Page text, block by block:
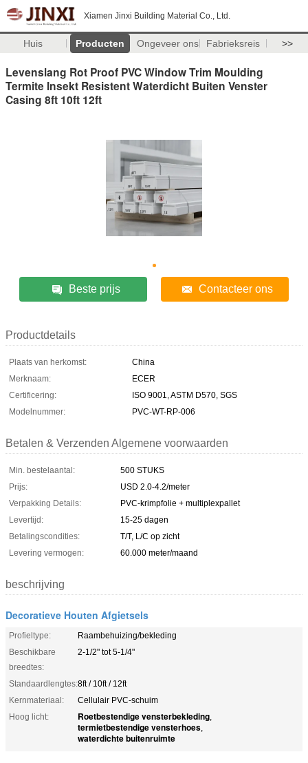
Xiamen Jinxi Building Material Co., Ltd.
Huis Producten Ongeveer ons Fabrieksreis >>
Levenslang Rot Proof PVC Window Trim Moulding
Termite Insekt Resistent Waterdicht Buiten Venster
Casing 8ft 10ft 12ft
Beste prijs Contacteer ons
Productdetails
Plaats van herkomst:
China
Merknaam:
ECER
Certificering:
ISO 9001, ASTM D570, SGS
Modelnummer:
PVC-WT-RP-006
Betalen & Verzenden Algemene voorwaarden
Min. bestelaantal:
500 STUKS
Prijs:
USD 2.0-4.2/meter
Verpakking Details:
PVC-krimpfolie + multiplexpallet
Levertijd:
15-25 dagen
Betalingscondities:
T/T, L/C op zicht
Levering vermogen:
60.000 meter/maand
beschrijving
Decoratieve Houten Afgietsels
Profieltype:
Raambehuizing/bekleding
Beschikbare
breedtes:
2-1/2" tot 5-1/4"
Standaardlengtes:8ft / 10ft / 12ft
Kernmateriaal:
Cellulair PVC-schuim
Hoog licht:
Roetbestendige vensterbekleding,
termietbestendige vensterhoes,
waterdichte buitenruimte